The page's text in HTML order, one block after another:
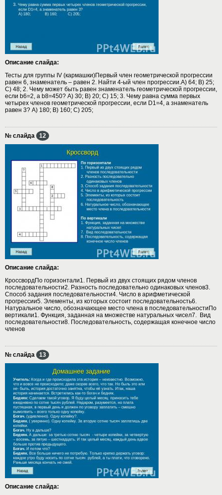
Описание слайда:
Тесты для группы IV (кармашки)Первый член геометрической прогрессии
равен 6, знаменатель – равен 2. Найти 4-ый член прогрессии.А) 64; B) 25;
C) 48; 2. Чему может быть равен знаменатель геометрической прогрессии,
если b6=2, а b8=450? А) 30; B) 20; C) 15; 3. Чему равна сумма первых
четырех членов геометрической прогрессии, если D1=4, а знаменатель
равен 3? А) 180; B) 160; C) 205;
№ слайда 12
Описание слайда:
КроссвордПо горизонтали1. Первый из двух стоящих рядом членов
последовательности2. Разность последовательно одинаковых членов3.
Способ задания последовательности4. Число в арифметической
прогрессии5. Элементы, из которых состоит последовательность6.
Натуральное число, обозначающее место члена в последовательностиПо
вертикали1. Функция, заданная на множестве натуральных чисел7. Вид
последовательности8. Последовательность, содержащая конечное число
членов
№ слайда 13
Описание слайда: